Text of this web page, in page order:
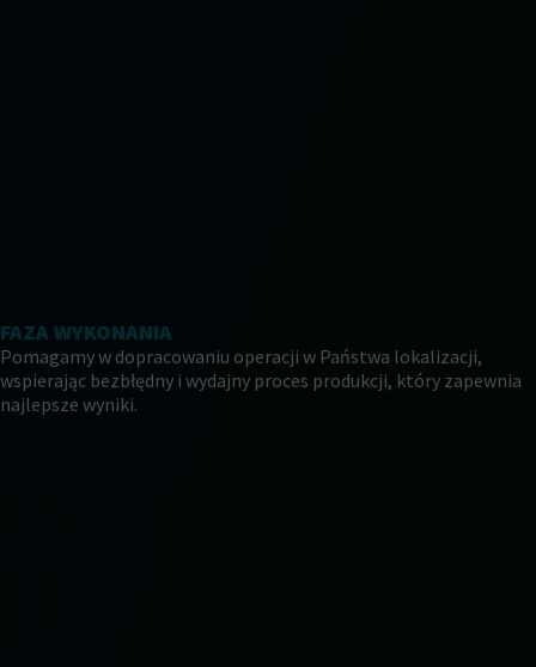
FAZA WYKONANIA
Pomagamy w dopracowaniu operacji w Państwa lokalizacji,
wspierając bezbłędny i wydajny proces produkcji, który zapewnia
najlepsze wyniki.